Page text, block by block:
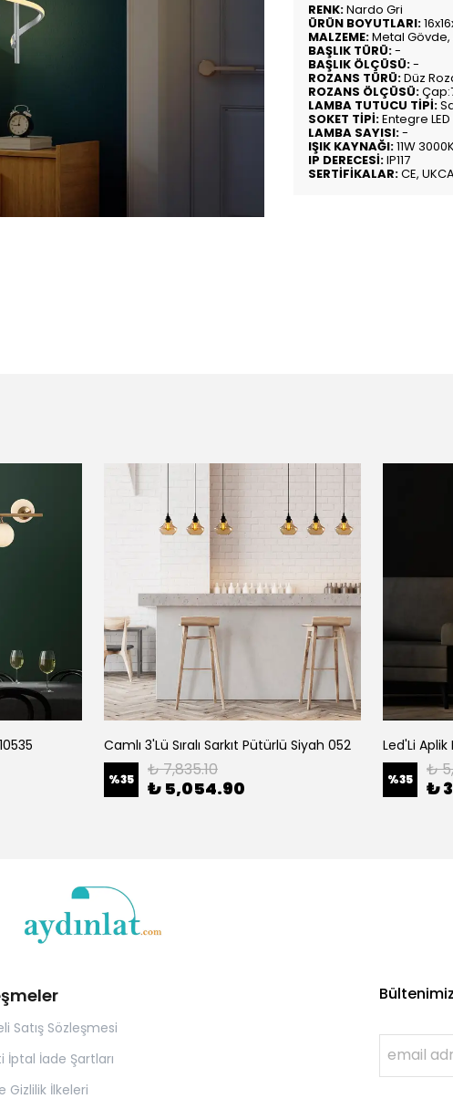
RENK:Nardo Gri
ÜRÜN BOYUTLARI:
MALZEME:Metal Gövde,
BAŞLIK TÜRÜ:-
BAŞLIK ÖLÇÜSÜ:-
ROZANS TÜRÜ:Düz
ROZANS ÖLÇÜSÜ:
LAMBA TUTUCU TİPİ:
SOKET TİPİ:Entegre LED
LAMBA SAYISI:-
IŞIK KAYNAĞI:11W 3000K
IP DERECESİ:IP117
SERTİFİKALAR:CE,
Camlı 3'Lü Sıralı Sarkıt Pütürlü Siyah 052
%35 ₺ 7,835.10
₺ 5,054.90
Led'Li Aplik
%35 ₺
₺
Satış Sözleşmesi
İptal İade Şartları
Gizlilik İlkeleri